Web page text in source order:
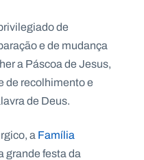
de
e de mudança
a Páscoa de Jesus,
de recolhimento e
de Deus.
aFamília
grande festa da